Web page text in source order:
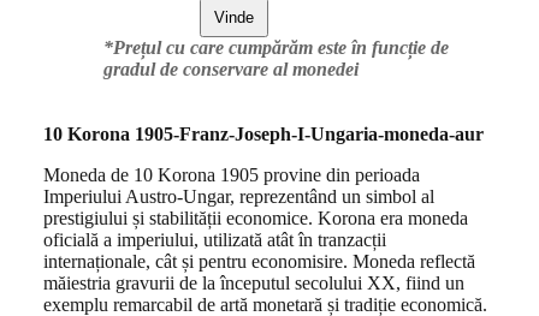
Vinde
*Prețul cu care cumpărăm este în funcție de
gradul de conservare al monedei
10 Korona 1905-Franz-Joseph-I-Ungaria-moneda-aur
Moneda de 10 Korona 1905 provine din perioada
Imperiului Austro-Ungar, reprezentând un simbol al
prestigiului și stabilității economice. Korona era moneda
oficială a imperiului, utilizată atât în tranzacții
internaționale, cât și pentru economisire. Moneda reflectă
măiestria gravurii de la începutul secolului XX, fiind un
exemplu remarcabil de artă monetară și tradiție economică.